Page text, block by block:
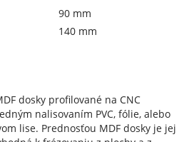
90 mm
140 mm
dosky profilované na CNC
nalisovaním PVC, fólie, alebo
lise. Prednosťou MDF dosky je jej